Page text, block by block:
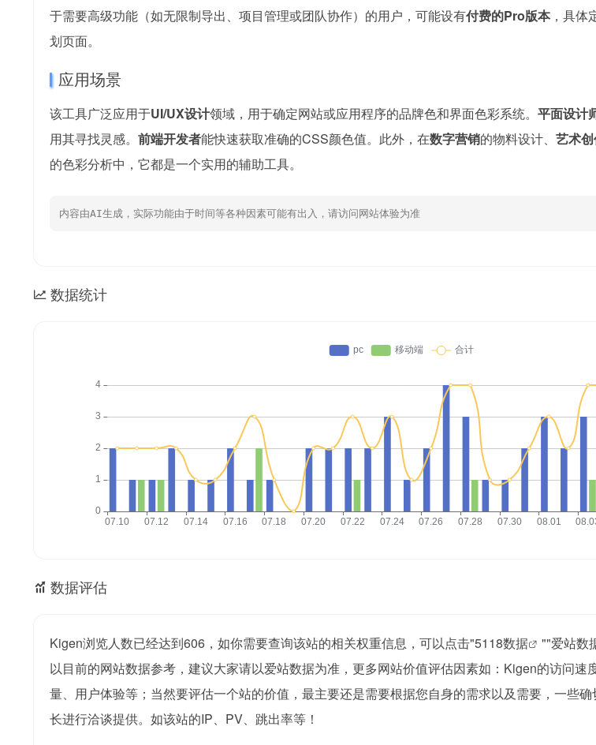
于需要高级功能（如无限制导出、项目管理或团队协作）的用户，可能设有付费的Pro版本，具体
划页面。
应用场景
该工具广泛应用于UI/UX设计领域，用于确定网站或应用程序的品牌色和界面色彩系统。 平面设计
用其寻找灵感。 前端开发者能快速获取准确的CSS颜色值。此外，在数字营销的物料设计、 艺术
的色彩分析中，它都是一个实用的辅助工具。
内容由AI生成，实际功能由于时间等各种因素可能有出入，请访问网站体验为准
数据统计
数据评估
Kigen浏览人数已经达到606，如你需要查询该站的相关权重信息，可以点击"5118数据 ""爱站数
以目前的网站数据参考，建议大家请以爱站数据为准，更多网站价值评估因素如：Kigen的访问速
量、用户体验等；当然要评估一个站的价值，最主要还是需要根据您自身的需求以及需要，一些
长进行洽谈提供。如该站的IP、PV、跳出率等！